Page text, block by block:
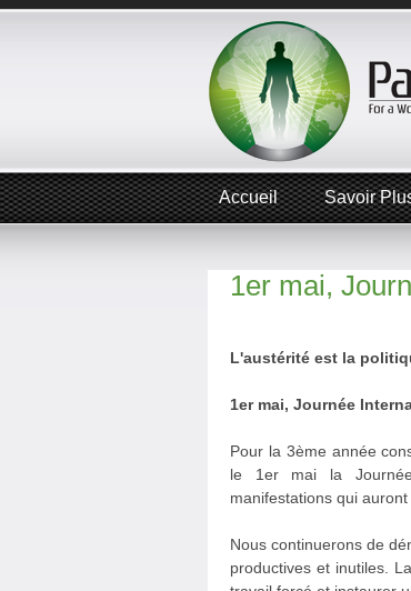
Accueil Savoir
1er mai,
L'austérité est la
1er mai, Journée
Pour la 3ème année
le 1er mai la Journée
manifestations qui
Nous continuerons de
productives et inutiles.